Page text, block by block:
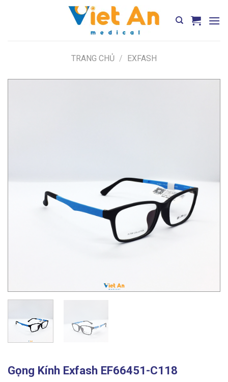
TRANG CHỦ / EXFASH
Gọng Kính Exfash EF66451-C118